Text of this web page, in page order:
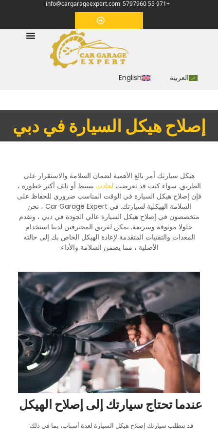
+971 55 5797960
info@cargarageexpert.com
‏موعد‏
العربية English
‏إصلاح هيكل السيارة في دبي‏
‏هيكل سيارتك أمر بالغ الأهمية لضمان السلامة والاستقرار على
الطريق. سواء كنت قد تعرضت لحادث بسيط أو تلف أكثر خطورة ،
فإن إصلاح هيكل السيارة في الوقت المناسب ضروري للحفاظ على
السلامة الهيكلية لسيارتك. في Car Garage Expert ، نحن
متخصصون في إصلاح هيكل السيارة عالي الجودة في دبي ، ونقدم
حلولا موثوقة وسريعة. يمكن لفريق المحترفين لدينا استخدام
المعدات والتقنيات المتقدمة لإعادة الهيكل الخاص بك إلى حالته
الأصلية ، مما يضمن السلامة والأداء.‏
‏عندما تحتاج سيارتك إلى إصلاح الهيكل‏
‏قد تتطلب سيارتك إصلاح هيكل السيارة لعدة أسباب، بما في ذلك:‏